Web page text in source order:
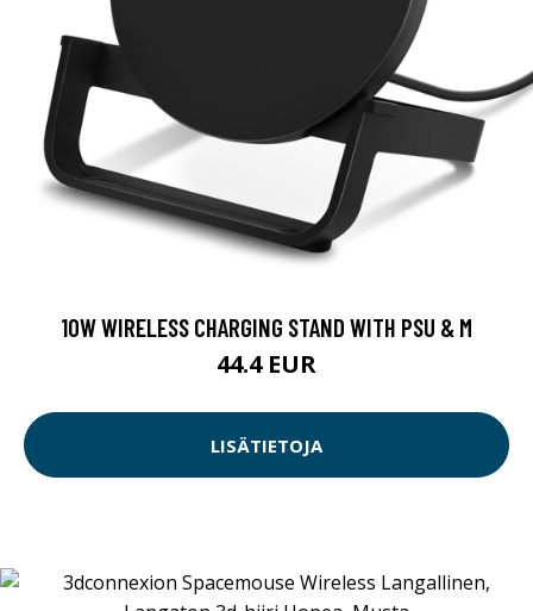
10W WIRELESS CHARGING STAND WITH PSU & M
44.4 EUR
LISÄTIETOJA